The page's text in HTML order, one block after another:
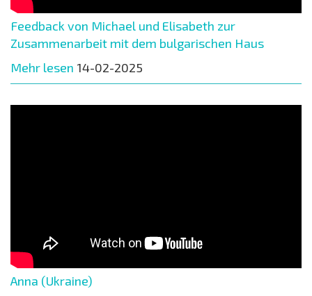
Feedback von Michael und Elisabeth zur
Zusammenarbeit mit dem bulgarischen Haus
Mehr lesen 14-02-2025
Anna (Ukraine)